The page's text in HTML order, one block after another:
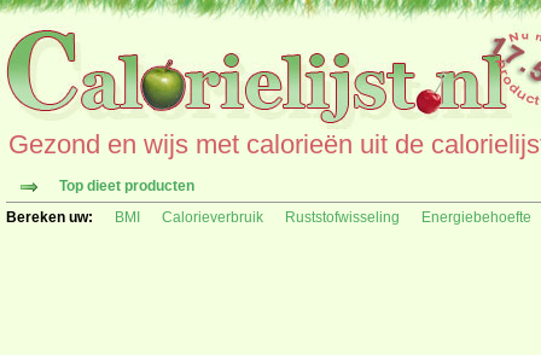
Gezond en wijs met calorieën uit de
Top dieet producten
Bereken uw:
BMI Calorieverbruik Ruststofwisseling Energiebehoefte